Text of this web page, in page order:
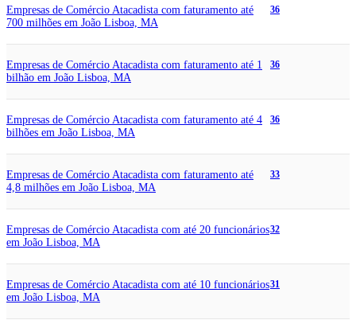
Empresas de Comércio Atacadista com faturamento até
700 milhões em João Lisboa, MA
36
Empresas de Comércio Atacadista com faturamento até 1
bilhão em João Lisboa, MA
36
Empresas de Comércio Atacadista com faturamento até 4
bilhões em João Lisboa, MA
36
Empresas de Comércio Atacadista com faturamento até
4,8 milhões em João Lisboa, MA
33
Empresas de Comércio Atacadista com até 20 funcionários
em João Lisboa, MA
32
Empresas de Comércio Atacadista com até 10 funcionários
em João Lisboa, MA
31